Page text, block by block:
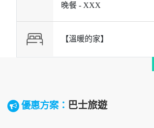
優惠方案： 巴士旅遊
晚餐 - XXX
【溫暖的家】